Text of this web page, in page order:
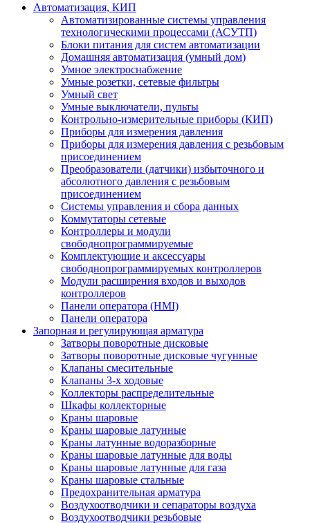
Автоматизация, КИП
Автоматизированные системы управления
технологическими процессами (АСУТП)
Блоки питания для систем автоматизации
Домашняя автоматизация (умный дом)
Умное электроснабжение
Умные розетки, сетевые фильтры
Умный свет
Умные выключатели, пульты
Контрольно-измерительные приборы (КИП)
Приборы для измерения давления
Приборы для измерения давления с резьбовым
присоединением
Преобразователи (датчики) избыточного и
абсолютного давления с резьбовым
присоединением
Системы управления и сбора данных
Коммутаторы сетевые
Контроллеры и модули
свободнопрограммируемые
Комплектующие и аксессуары
свободнопрограммируемых контроллеров
Модули расширения входов и выходов
контроллеров
Панели оператора (HMI)
Панели оператора
Запорная и регулирующая арматура
Затворы поворотные дисковые
Затворы поворотные дисковые чугунные
Клапаны смесительные
Клапаны 3-х ходовые
Коллекторы распределительные
Шкафы коллекторные
Краны шаровые
Краны шаровые латунные
Краны латунные водоразборные
Краны шаровые латунные для воды
Краны шаровые латунные для газа
Краны шаровые стальные
Предохранительная арматура
Воздухоотводчики и сепараторы воздуха
Воздухоотводчики резьбовые